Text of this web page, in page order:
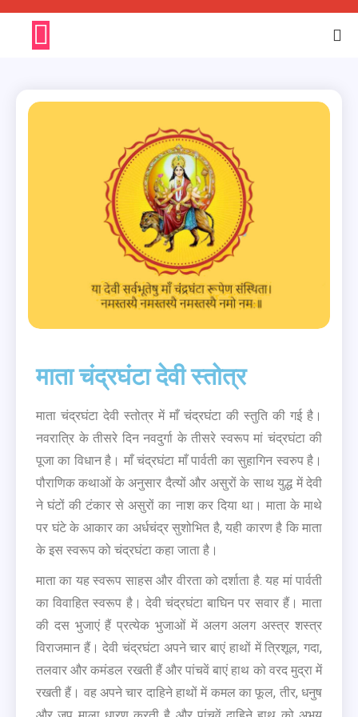
माता चंद्रघंटा देवी स्तोत्र
माता चंद्रघंटा देवी स्तोत्र में माँ चंद्रघंटा की स्तुति की गई है।
नवरात्रि के तीसरे दिन नवदुर्गा के तीसरे स्वरूप मां चंद्रघंटा की
पूजा का विधान है। माँ चंद्रघंटा माँ पार्वती का सुहागिन स्वरुप है।
पौराणिक कथाओं के अनुसार दैत्यों और असुरों के साथ युद्ध में देवी
ने घंटों की टंकार से असुरों का नाश कर दिया था। माता के माथे
पर घंटे के आकार का अर्धचंद्र सुशोभित है, यही कारण है कि माता
के इस स्वरूप को चंद्रघंटा कहा जाता है।
माता का यह स्वरूप साहस और वीरता को दर्शाता है. यह मां पार्वती
का विवाहित स्वरूप है। देवी चंद्रघंटा बाघिन पर सवार हैं। माता
की दस भुजाएं हैं प्रत्येक भुजाओं में अलग अलग अस्त्र शस्त्र
विराजमान हैं। देवी चंद्रघंटा अपने चार बाएं हाथों में त्रिशूल, गदा,
तलवार और कमंडल रखती हैं और पांचवें बाएं हाथ को वरद मुद्रा में
रखती हैं। वह अपने चार दाहिने हाथों में कमल का फूल, तीर, धनुष